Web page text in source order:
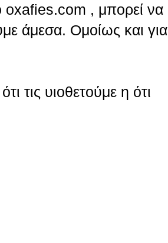
oxafies.com , μπορεί να
άμεσα. Ομοίως και για
τις υιοθετούμε η ότι